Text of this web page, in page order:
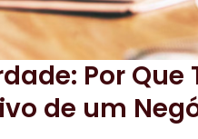
Por Que
de um